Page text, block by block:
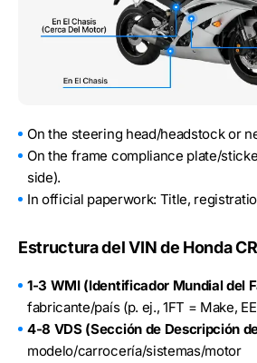
On the steering head/headstock or
On the frame compliance plate/
side).
In official paperwork: Title,
Estructura del VIN de Honda
1-3 WMI (Identificador Mundial del
fabricante/país (p. ej., 1FT = Make,
4-8 VDS (Sección de Descripción
modelo/carrocería/sistemas/motor